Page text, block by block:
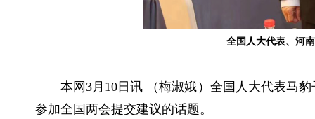
全国人大代表、河
本网3月10日讯 （梅淑娥）全国人大代表马
参加全国两会提交建议的话题。